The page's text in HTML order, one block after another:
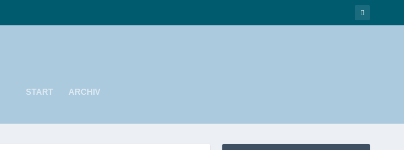
START ARCHIV